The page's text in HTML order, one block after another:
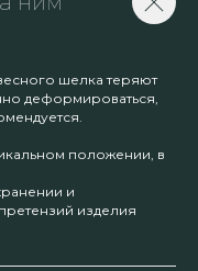
шелка теряют
деформироваться,
положении, в
и
изделия